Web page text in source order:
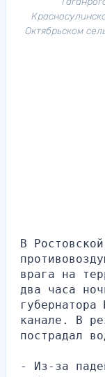
Октябрьском
В
врага на
два часа
канале. В
пострадал
- Из-за